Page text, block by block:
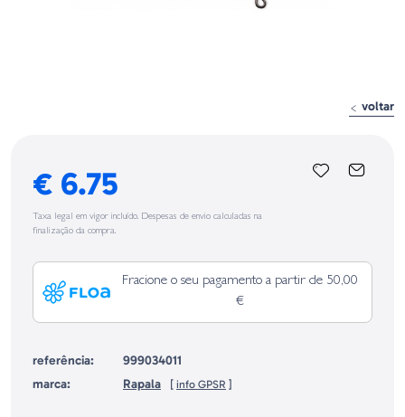
voltar
€ 6.75
Taxa legal em vigor incluído. Despesas de envio calculadas na
finalização da compra.
Fracione o seu pagamento a partir de 50,00
€
referência:
999034011
marca:
Rapala [ info GPSR ]